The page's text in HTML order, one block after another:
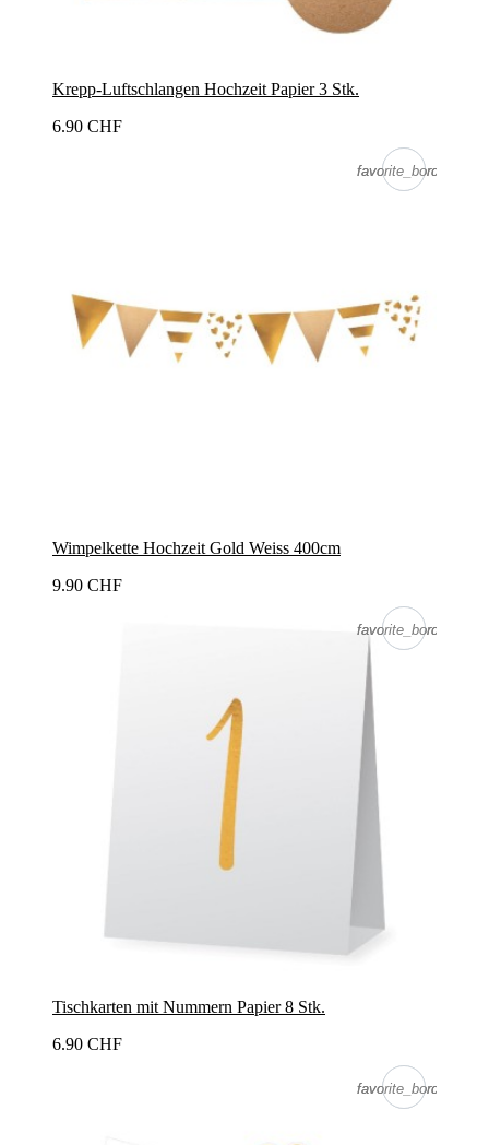
Krepp-Luftschlangen Hochzeit Papier 3 Stk.
6.90 CHF
favorite_border
favorite_border
Wimpelkette Hochzeit Gold Weiss 400cm
9.90 CHF
favorite_border
favorite_border
Tischkarten mit Nummern Papier 8 Stk.
6.90 CHF
favorite_border
favorite_border